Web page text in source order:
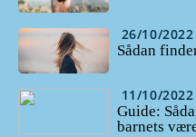
26/10/2022
Sådan
11/10/2022
Guide:
barnets